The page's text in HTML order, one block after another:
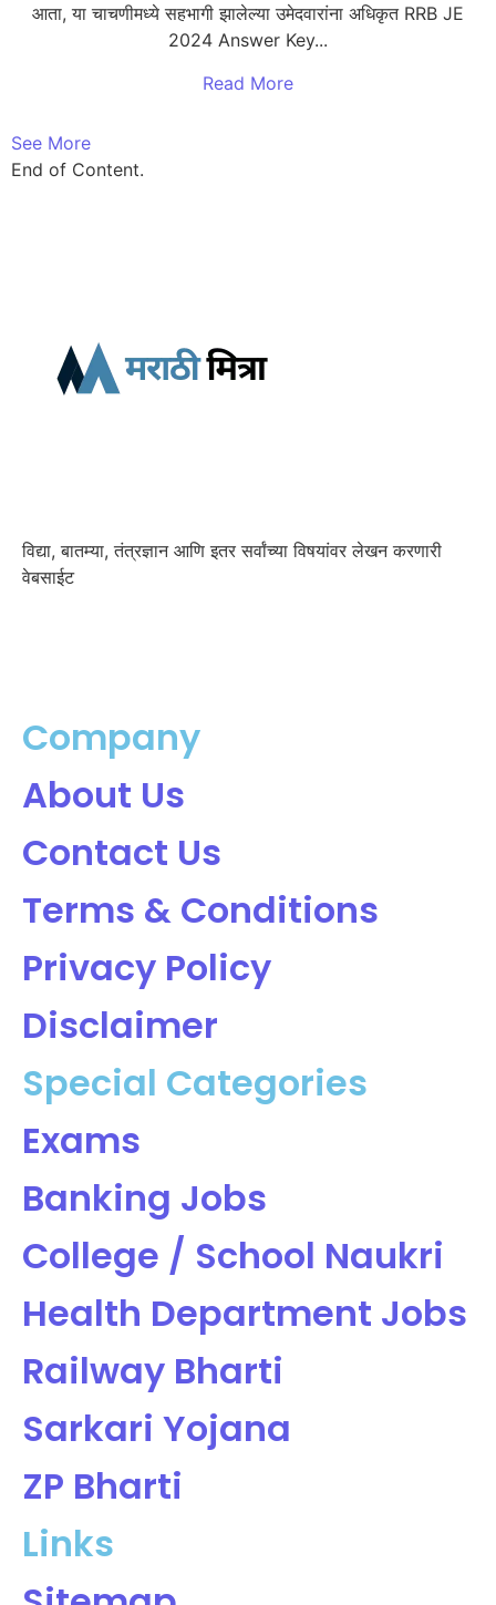
आता, या चाचणीमध्ये सहभागी झालेल्या उमेदवारांना अधिकृत RRB JE
2024 Answer Key...
Read More
See More
End of Content.
विद्या, बातम्या, तंत्रज्ञान आणि इतर सर्वांच्या विषयांवर लेखन करणारी
वेबसाईट
Company
About Us
Contact Us
Terms & Conditions
Privacy Policy
Disclaimer
Special Categories
Exams
Banking Jobs
College / School Naukri
Health Department Jobs
Railway Bharti
Sarkari Yojana
ZP Bharti
Links